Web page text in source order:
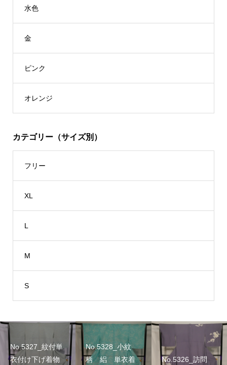
水色
金
ピンク
オレンジ
カテゴリー（サイズ別）
フリー
XL
L
M
S
No.5327_紋付単
衣付け下げ着物
No.5328_小紋
柄 絽 単衣着
No.5326_訪問